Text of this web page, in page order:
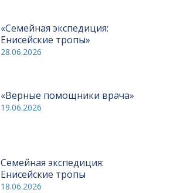
«Семейная экспедиция:
Енисейские тропы»
28.06.2026
«Верные помощники врача»
19.06.2026
Семейная экспедиция:
Енисейские тропы
18.06.2026